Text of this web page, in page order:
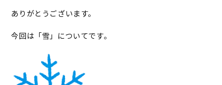
ありがとうございます。
今回は「雪」についてです。